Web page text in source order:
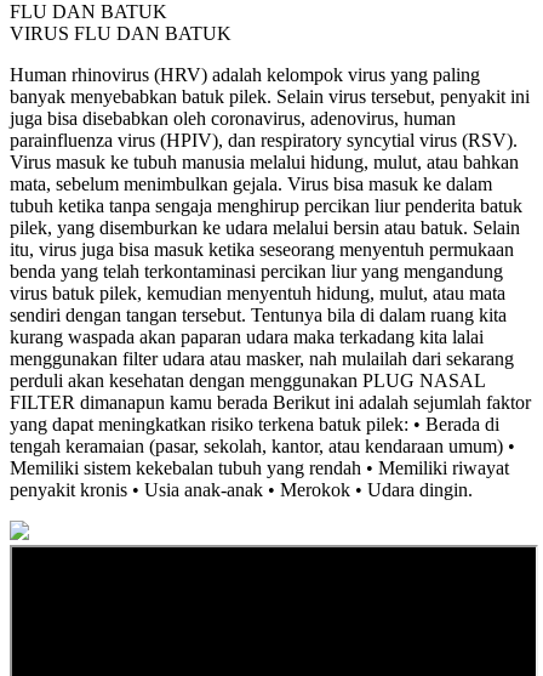
FLU DAN BATUK
VIRUS FLU DAN BATUK
Human rhinovirus (HRV) adalah kelompok virus yang paling
banyak menyebabkan batuk pilek. Selain virus tersebut, penyakit ini
juga bisa disebabkan oleh coronavirus, adenovirus, human
parainfluenza virus (HPIV), dan respiratory syncytial virus (RSV).
Virus masuk ke tubuh manusia melalui hidung, mulut, atau bahkan
mata, sebelum menimbulkan gejala. Virus bisa masuk ke dalam
tubuh ketika tanpa sengaja menghirup percikan liur penderita batuk
pilek, yang disemburkan ke udara melalui bersin atau batuk. Selain
itu, virus juga bisa masuk ketika seseorang menyentuh permukaan
benda yang telah terkontaminasi percikan liur yang mengandung
virus batuk pilek, kemudian menyentuh hidung, mulut, atau mata
sendiri dengan tangan tersebut. Tentunya bila di dalam ruang kita
kurang waspada akan paparan udara maka terkadang kita lalai
menggunakan filter udara atau masker, nah mulailah dari sekarang
perduli akan kesehatan dengan menggunakan PLUG NASAL
FILTER dimanapun kamu berada Berikut ini adalah sejumlah faktor
yang dapat meningkatkan risiko terkena batuk pilek: • Berada di
tengah keramaian (pasar, sekolah, kantor, atau kendaraan umum) •
Memiliki sistem kekebalan tubuh yang rendah • Memiliki riwayat
penyakit kronis • Usia anak-anak • Merokok • Udara dingin.